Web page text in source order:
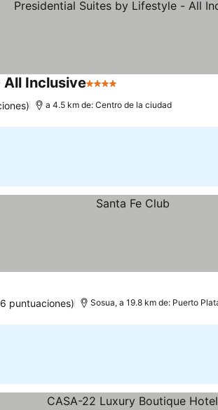
Inclusive4 Estrellas
a 4.5 km de: Centro de la ciudad
puntuaciones) Sosua, a 19.8 km de: Puerto